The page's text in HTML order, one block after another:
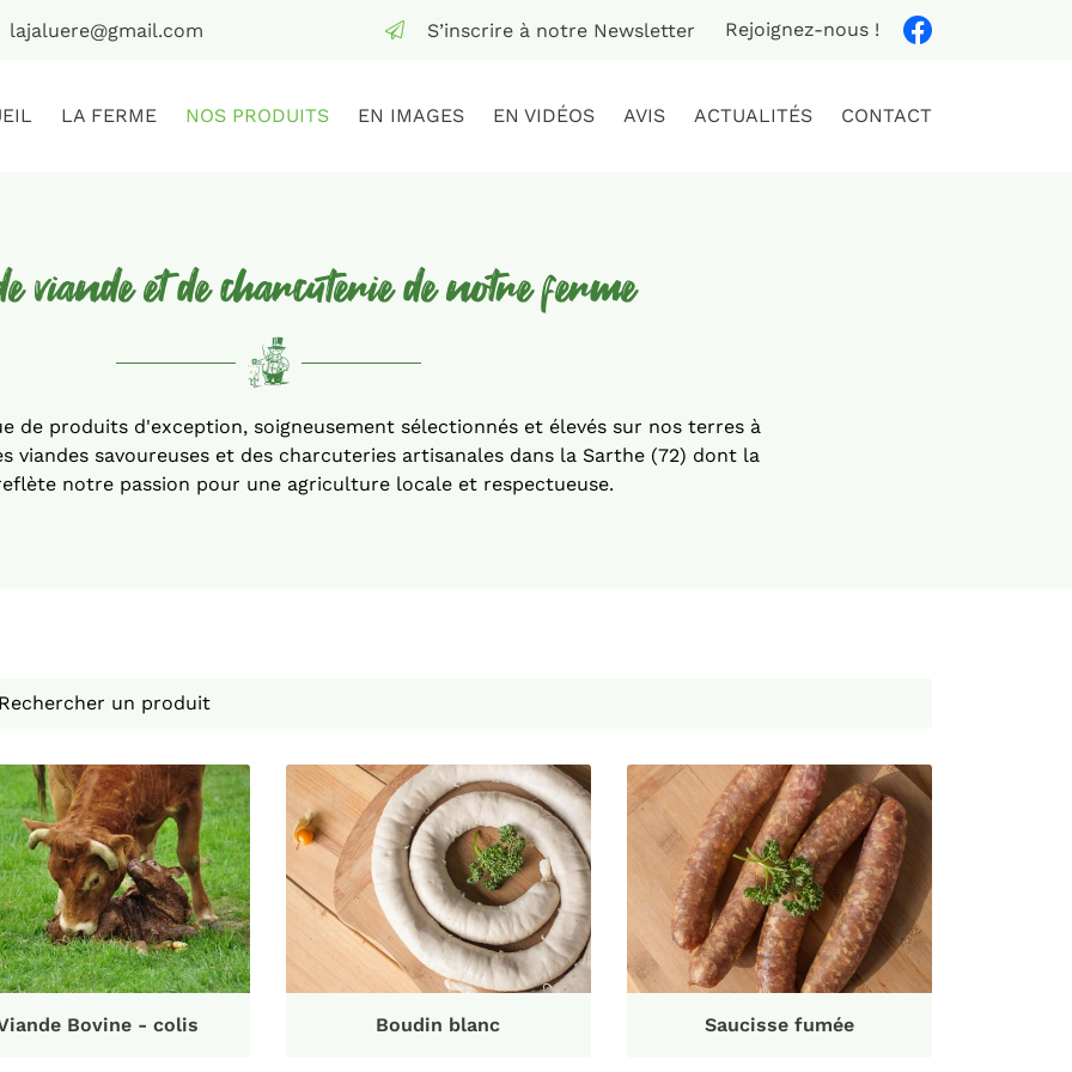
S’inscrire à notre Newsletter Rejoignez-nous !
LA FERME NOS PRODUITS EN IMAGES EN VIDÉOS AVIS ACTUALITÉS CONTACT
viande et de charcuterie de notre ferme
de produits d'exception, soigneusement sélectionnés et élevés sur nos terres à
viandes savoureuses et des charcuteries artisanales dans la Sarthe (72) dont la
notre passion pour une agriculture locale et respectueuse.
Bovine - colis Boudin blanc Saucisse fumée